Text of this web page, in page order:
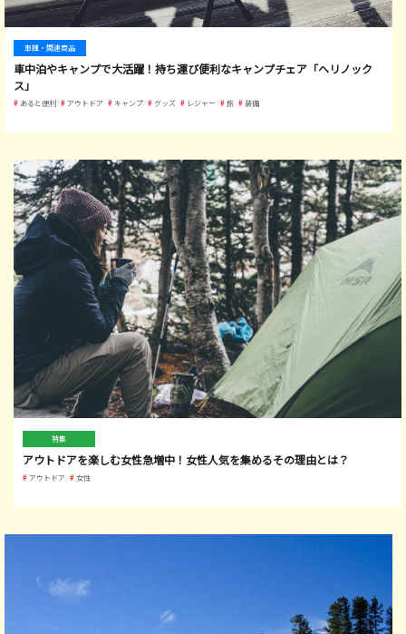
車種・関連商品
車中泊やキャンプで大活躍！持ち運び便利なキャンプチェア「ヘリノック
ス」
あると便利 アウトドア キャンプ グッズ レジャー 旅 装備
特集
アウトドアを楽しむ女性急増中！女性人気を集めるその理由とは？
アウトドア 女性